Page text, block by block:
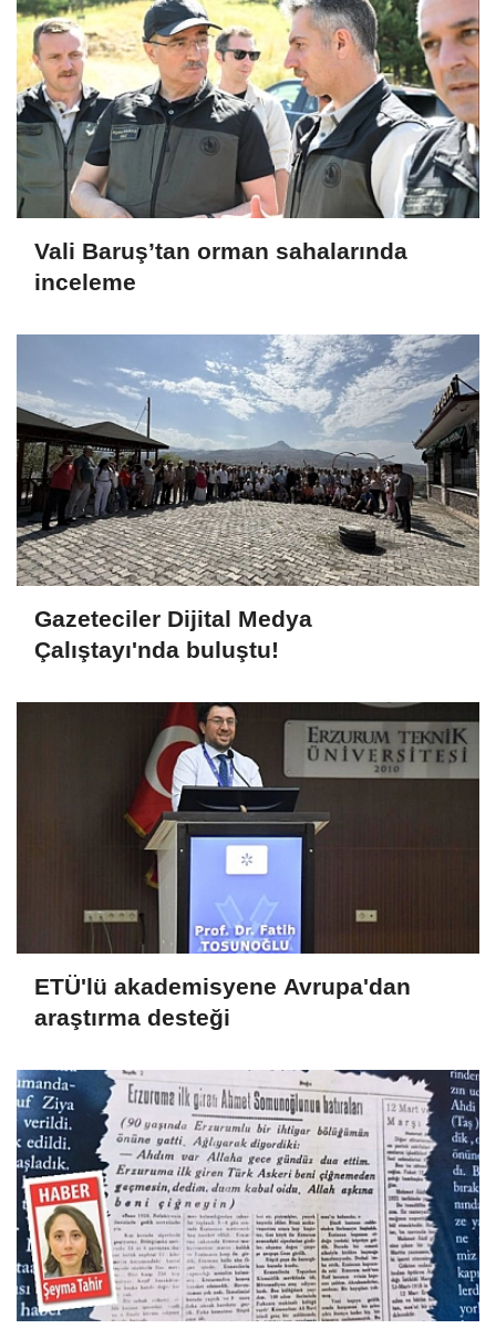
Vali Baruş’tan orman sahalarında
inceleme
Gazeteciler Dijital Medya
Çalıştayı'nda buluştu!
ETÜ'lü akademisyene Avrupa'dan
araştırma desteği